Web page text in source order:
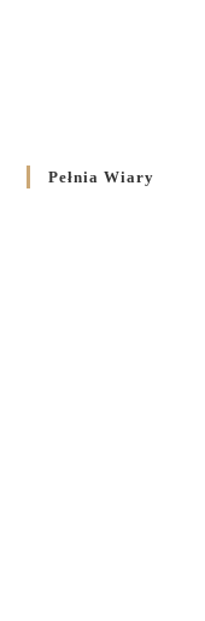
Pełnia Wiary